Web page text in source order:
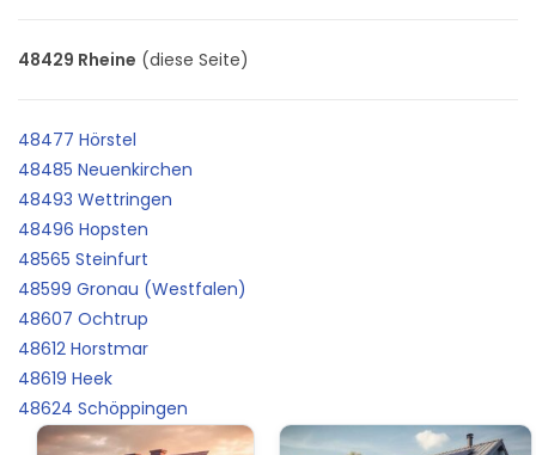
48429 Rheine (diese Seite)
48477 Hörstel
48485 Neuenkirchen
48493 Wettringen
48496 Hopsten
48565 Steinfurt
48599 Gronau (Westfalen)
48607 Ochtrup
48612 Horstmar
48619 Heek
48624 Schöppingen